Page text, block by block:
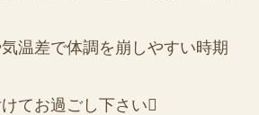
温差で体調を崩しやすい時期
てお過ごし下さい